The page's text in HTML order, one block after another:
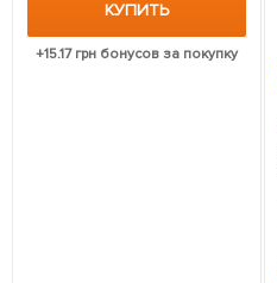
КУПИТЬ
+15.17грн бонусов за покупку